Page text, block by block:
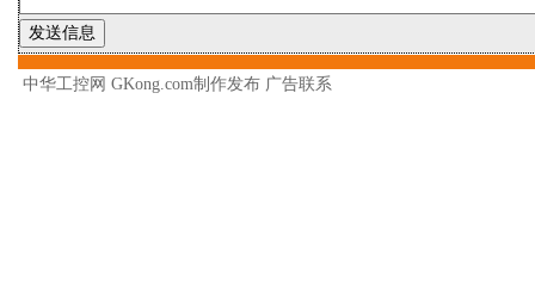
中华工控网 GKong.com制作发布 广告联系